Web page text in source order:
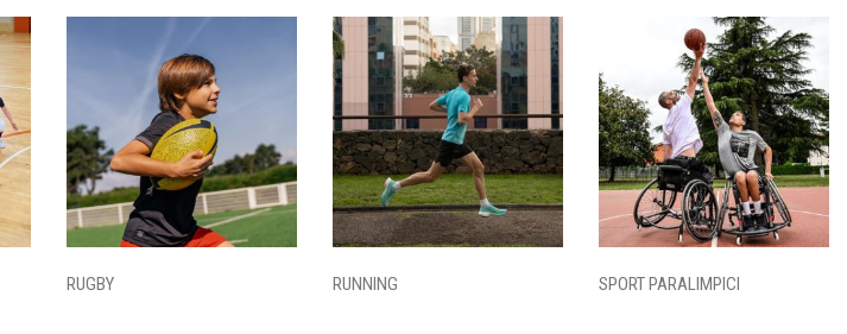
RUGBY RUNNING SPORT PARALIMPICI